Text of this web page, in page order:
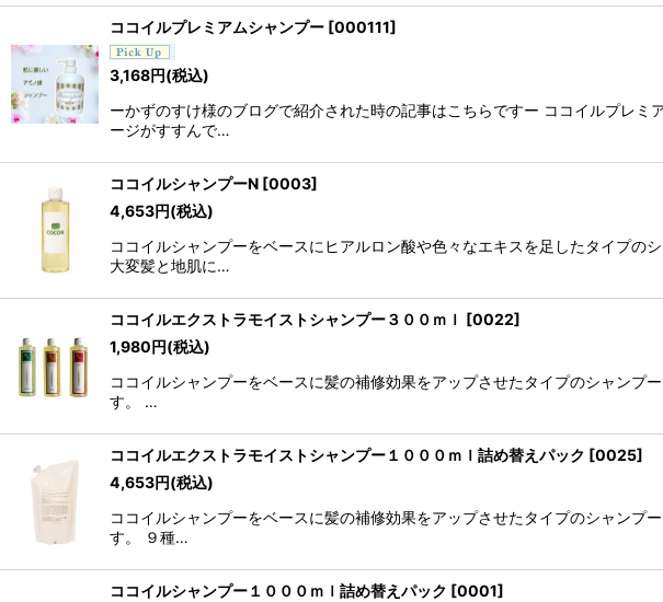
ココイルプレミアムシャンプー [000111]
3,168円(税込)
ーかずのすけ様のブログで紹介された時の記事はこちらですー ココイルプレ
ージがすすんで…
ココイルシャンプーN [0003]
4,653円(税込)
ココイルシャンプーをベースにヒアルロン酸や色々なエキスを足したタイプの
大変髪と地肌に…
ココイルエクストラモイストシャンプー３００ｍｌ [0022]
1,980円(税込)
ココイルシャンプーをベースに髪の補修効果をアップさせたタイプのシャンプ
す。 …
ココイルエクストラモイストシャンプー１０００ｍｌ詰め替えパック [0025]
4,653円(税込)
ココイルシャンプーをベースに髪の補修効果をアップさせたタイプのシャンプ
す。 ９種…
ココイルシャンプー１０００ｍｌ詰め替えパック [0001]